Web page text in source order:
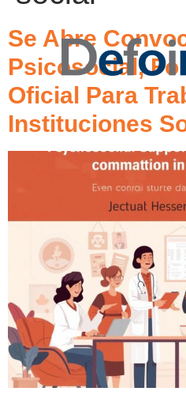
Se Abre
Psicosocial,
Oficial Para
Instituciones